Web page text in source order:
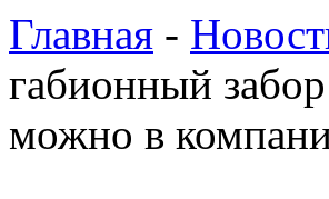
Главная -
габионный
можно в